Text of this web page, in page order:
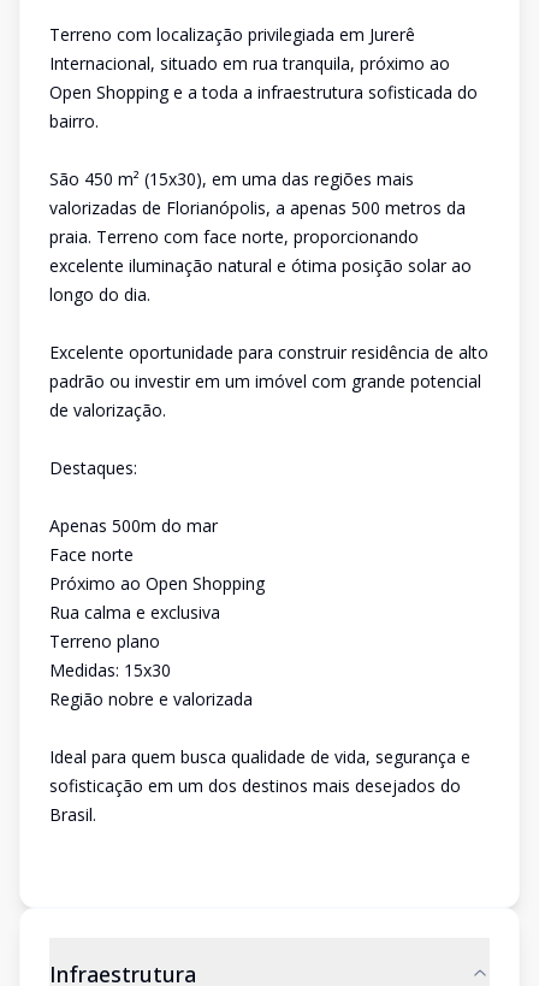
Terreno com localização privilegiada em Jurerê
Internacional, situado em rua tranquila, próximo ao
Open Shopping e a toda a infraestrutura sofisticada do
bairro.
São 450 m² (15x30), em uma das regiões mais
valorizadas de Florianópolis, a apenas 500 metros da
praia. Terreno com face norte, proporcionando
excelente iluminação natural e ótima posição solar ao
longo do dia.
Excelente oportunidade para construir residência de alto
padrão ou investir em um imóvel com grande potencial
de valorização.
Destaques:
Apenas 500m do mar
Face norte
Próximo ao Open Shopping
Rua calma e exclusiva
Terreno plano
Medidas: 15x30
Região nobre e valorizada
Ideal para quem busca qualidade de vida, segurança e
sofisticação em um dos destinos mais desejados do
Brasil.
Infraestrutura